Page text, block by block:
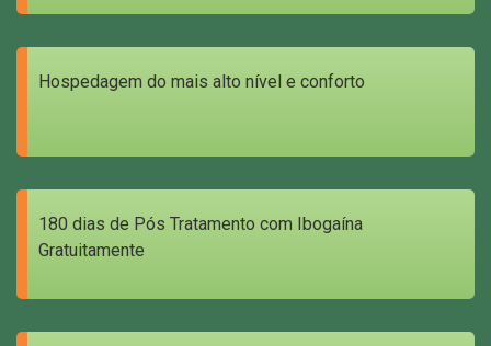
Hospedagem do mais alto nível e conforto
180 dias de Pós Tratamento com Ibogaína
Gratuitamente